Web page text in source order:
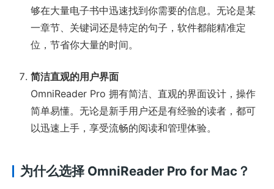
够在大量电子书中迅速找到你需要的信息。无论是某
一章节、关键词还是特定的句子，软件都能精准定
位，节省你大量的时间。
简洁直观的用户界面
OmniReader Pro 拥有简洁、直观的界面设计，操作
简单易懂。无论是新手用户还是有经验的读者，都可
以迅速上手，享受流畅的阅读和管理体验。
为什么选择 OmniReader Pro for Mac？